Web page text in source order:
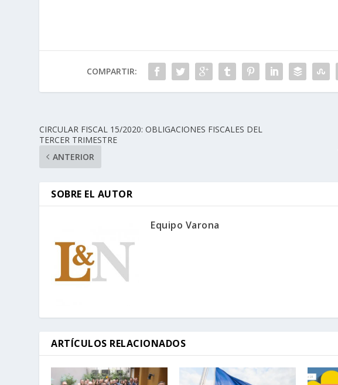
COMPARTIR:
CIRCULAR FISCAL 15/2020: OBLIGACIONES FISCALES DEL
TERCER TRIMESTRE
ANTERIOR
SOBRE EL AUTOR
Equipo Varona
ARTÍCULOS RELACIONADOS